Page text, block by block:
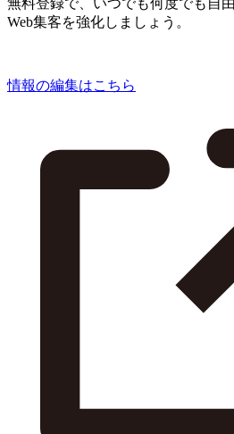
Web集客を強化しましょう。
情報の編集はこちら